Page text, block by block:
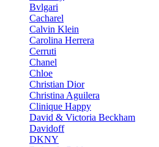
Bvlgari
Cacharel
Calvin Klein
Carolina Herrera
Cerruti
Chanel
Chloe
Christian Dior
Christina Aguilera
Clinique Happy
David & Victoria Beckham
Davidoff
DKNY